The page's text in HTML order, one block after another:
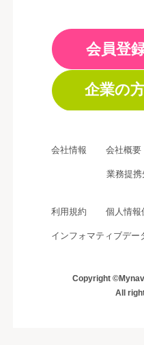
会員登
企業の
会社情報 会社概要
業務提携
利用規約 個人情報
インフォマティブデー
Copyright
All